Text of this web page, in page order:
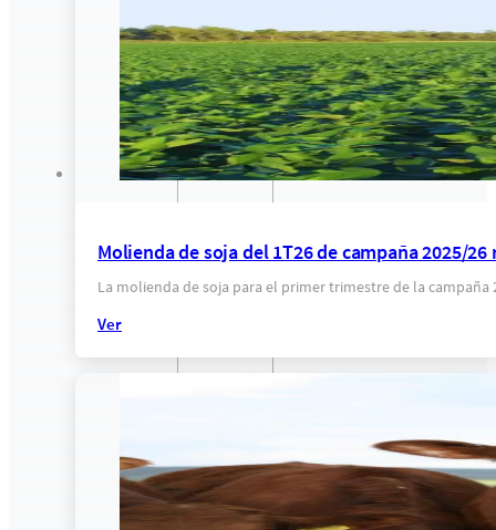
Molienda de soja del 1T26 de campaña 2025/
La molienda de soja para el primer trimestre de la
Ver